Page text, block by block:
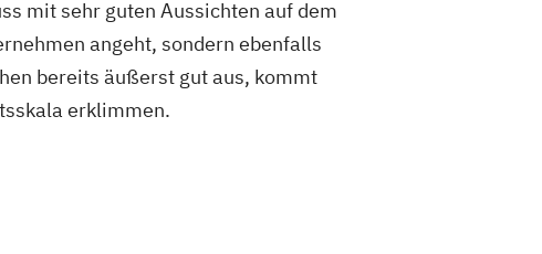
mit sehr guten Aussichten auf dem
angeht, sondern ebenfalls
bereits äußerst gut aus, kommt
erklimmen.